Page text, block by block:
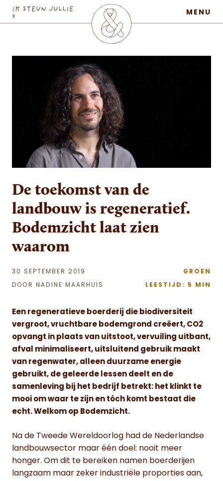
MaatschapWij
MENU
IK STEUN JULLIE
>
De toekomst van de
landbouw is regeneratief.
Bodemzicht laat zien
waarom
30 SEPTEMBER 2019
DOOR NADINE MAARHUIS
GROEN
LEESTIJD: 5 MIN
Een regeneratieve boerderij die biodiversiteit
vergroot, vruchtbare bodemgrond creëert, CO2
opvangt in plaats van uitstoot, vervuiling uitbant,
afval minimaliseert, uitsluitend gebruik maakt
van regenwater, alleen duurzame energie
gebruikt, de geleerde lessen deelt en de
samenleving bij het bedrijf betrekt: het klinkt te
mooi om waar te zijn en tóch komt bestaat die
echt. Welkom op Bodemzicht.
Na de Tweede Wereldoorlog had de Nederlandse
landbouwsector maar één doel: nooit meer
honger. Om dit te bereiken namen boerderijen
langzaam maar zeker industriële proporties aan,